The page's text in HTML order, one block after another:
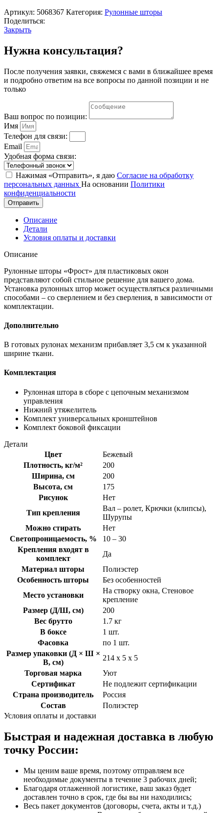
бежевый
Артикул: 5068367 Категория: Рулонные шторы
Поделиться:
Закрыть
Нужна консультация?
После получения заявки, свяжемся с вами в ближайшее время
и подробно ответим на все вопросы по данной позиции и не
только
Ваш вопрос по позиции:
Имя
Телефон для связи:
Email
Удобная форма связи:
Нажимая «Отправить», я даю Согласие на обработку
персональных данных На основании Политики
конфиденциальности
Отправить
Описание
Детали
Условия оплаты и доставки
Описание
Рулонные шторы «Фрост» для пластиковых окон
представляют собой стильное решение для вашего дома.
Установка рулонных штор может осуществляться различными
способами – со сверлением и без сверления, в зависимости от
комплектации.
Дополнительно
В готовых рулонах механизм прибавляет 3,5 см к указанной
ширине ткани.
Комплектация
Рулонная штора в сборе с цепочным механизмом
управления
Нижний утяжелитель
Комплект универсальных кронштейнов
Комплект боковой фиксации
Детали
Цвет
Бежевый
Плотность, кг/м²
200
Ширина, см
200
Высота, см
175
Рисунок
Нет
Тип крепления
Вал – ролет, Крючки (клипсы),
Шурупы
Можно стирать
Нет
Светопроницаемость, %
10 – 30
Крепления входят в
комплект
Да
Материал шторы
Полиэстер
Особенность шторы
Без особенностей
Место установки
На створку окна, Стеновое
крепление
Размер (Д/Ш, см)
200
Вес брутто
1.7 кг
В боксе
1 шт.
Фасовка
по 1 шт.
Размер упаковки (Д × Ш ×
В, см)
214 х 5 х 5
Торговая марка
Уют
Сертификат
Не подлежит сертификации
Страна производитель
Россия
Состав
Полиэстер
Условия оплаты и доставки
Быстрая и надежная доставка в любую
точку России:
Мы ценим ваше время, поэтому отправляем все
необходимые документы в течение 3 рабочих дней;
Благодаря отлаженной логистике, ваш заказ будет
доставлен точно в срок, где бы вы ни находились;
Весь пакет документов (договоры, счета, акты и т.д.)